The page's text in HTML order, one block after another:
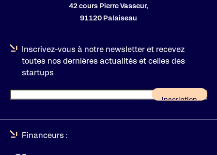
42 cours Pierre Vasseur,
91120 Palaiseau
Inscrivez-vous à notre newsletter et recevez
toutes nos dernières actualités et celles des
startups
Financeurs :